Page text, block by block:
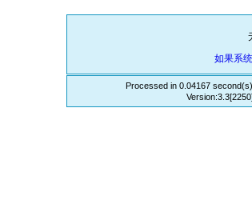
如果系
Processed in 0.04167